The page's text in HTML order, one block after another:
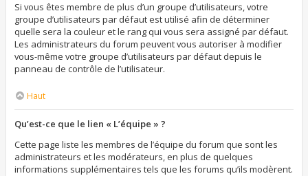
Si vous êtes membre de plus d’un groupe d’utilisateurs, votre
groupe d’utilisateurs par défaut est utilisé afin de déterminer
quelle sera la couleur et le rang qui vous sera assigné par défaut.
Les administrateurs du forum peuvent vous autoriser à modifier
vous-même votre groupe d’utilisateurs par défaut depuis le
panneau de contrôle de l’utilisateur.
Haut
Qu’est-ce que le lien « L’équipe » ?
Cette page liste les membres de l’équipe du forum que sont les
administrateurs et les modérateurs, en plus de quelques
informations supplémentaires tels que les forums qu’ils modèrent.